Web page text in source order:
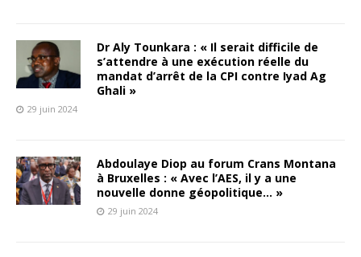
Dr Aly Tounkara : « Il serait difficile de
s’attendre à une exécution réelle du
mandat d’arrêt de la CPI contre Iyad Ag
Ghali »
29 juin 2024
Abdoulaye Diop au forum Crans Montana
à Bruxelles : « Avec l’AES, il y a une
nouvelle donne géopolitique… »
29 juin 2024